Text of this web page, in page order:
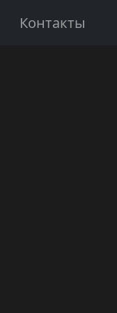
Контакты